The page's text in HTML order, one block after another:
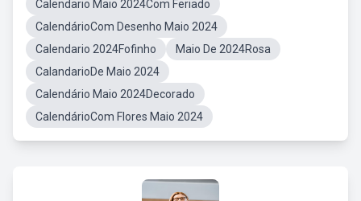
Calendario Maio 2024Com Feriado
CalendárioCom Desenho Maio 2024
Calendario 2024Fofinho
Maio De 2024Rosa
CalandarioDe Maio 2024
Calendário Maio 2024Decorado
CalendárioCom Flores Maio 2024